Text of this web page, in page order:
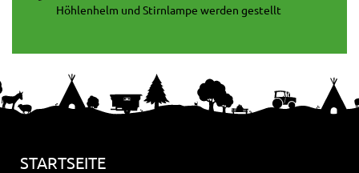
Höhlenhelm und Stirnlampe werden gestellt
STARTSEITE